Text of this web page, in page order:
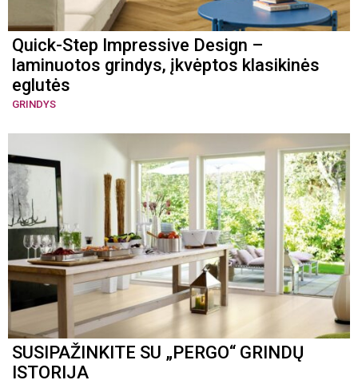
Quick-Step Impressive Design –
laminuotos grindys, įkvėptos klasikinės
eglutės
GRINDYS
SUSIPAŽINKITE SU „PERGO“ GRINDŲ
ISTORIJA